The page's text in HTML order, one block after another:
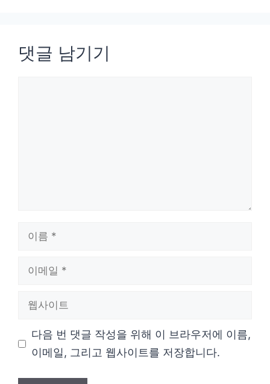
댓글 남기기
다음 번 댓글 작성을 위해 이 브라우저에 이름,
이메일, 그리고 웹사이트를 저장합니다.